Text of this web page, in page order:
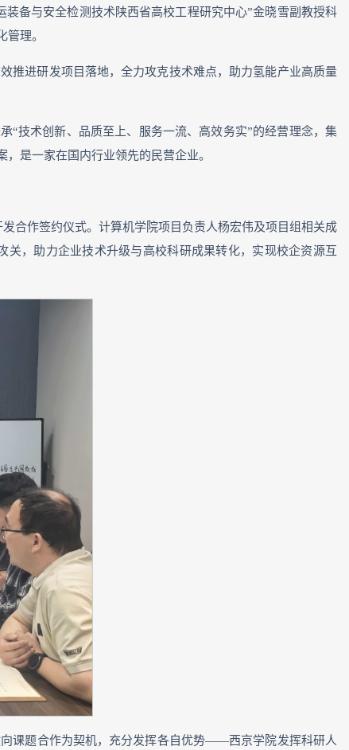
备与安全检测技术陕西省高校工程研究中心”金晓雪副教授科
理。
推进研发项目落地，全力攻克技术难点，助力氢能产业高质量
“技术创新、品质至上、服务一流、高效务实”的经营理念，集
是一家在国内行业领先的民营企业。
合作签约仪式。计算机学院项目负责人杨宏伟及项目组相关成
，助力企业技术升级与高校科研成果转化，实现校企资源互
课题合作为契机，充分发挥各自优势——西京学院发挥科研人